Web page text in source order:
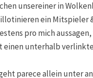
unsereiner in
ein Mitspieler
pro mich
unterhalb
parece allein unter